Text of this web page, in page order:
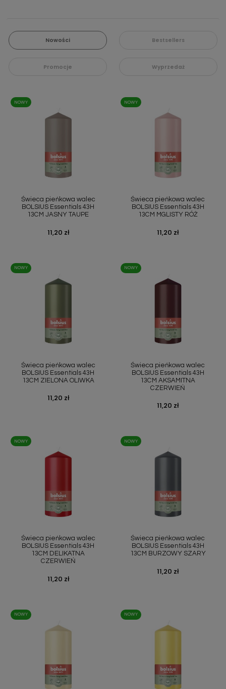
Nowości Bestsellers
Promocje Wyprzedaż
Świeca pieńkowa walec
BOLSIUS Essentials 43H
13CM JASNY TAUPE
Cena
11,20 zł
NOWY
Świeca pieńkowa walec
BOLSIUS Essentials 43H
13CM MGLISTY RÓŻ
Cena
11,20 zł
NOWY
Świeca pieńkowa walec
BOLSIUS Essentials 43H
13CM ZIELONA OLIWKA
Cena
11,20 zł
NOWY
Świeca pieńkowa walec
BOLSIUS Essentials 43H
13CM AKSAMITNA
CZERWIEŃ
Cena
11,20 zł
NOWY
Świeca pieńkowa walec
BOLSIUS Essentials 43H
13CM DELIKATNA
CZERWIEŃ
Cena
11,20 zł
NOWY
Świeca pieńkowa walec
BOLSIUS Essentials 43H
13CM BURZOWY SZARY
Cena
11,20 zł
NOWY
NOWY NOWY